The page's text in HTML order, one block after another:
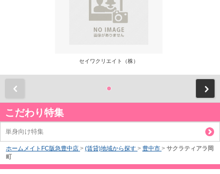
セイワクリエイト（株）
こだわり特集
単身向け特集
ホームメイトFC阪急豊中店 > (賃貸)地域から探す > 豊中市 > サクラティアラ岡
町